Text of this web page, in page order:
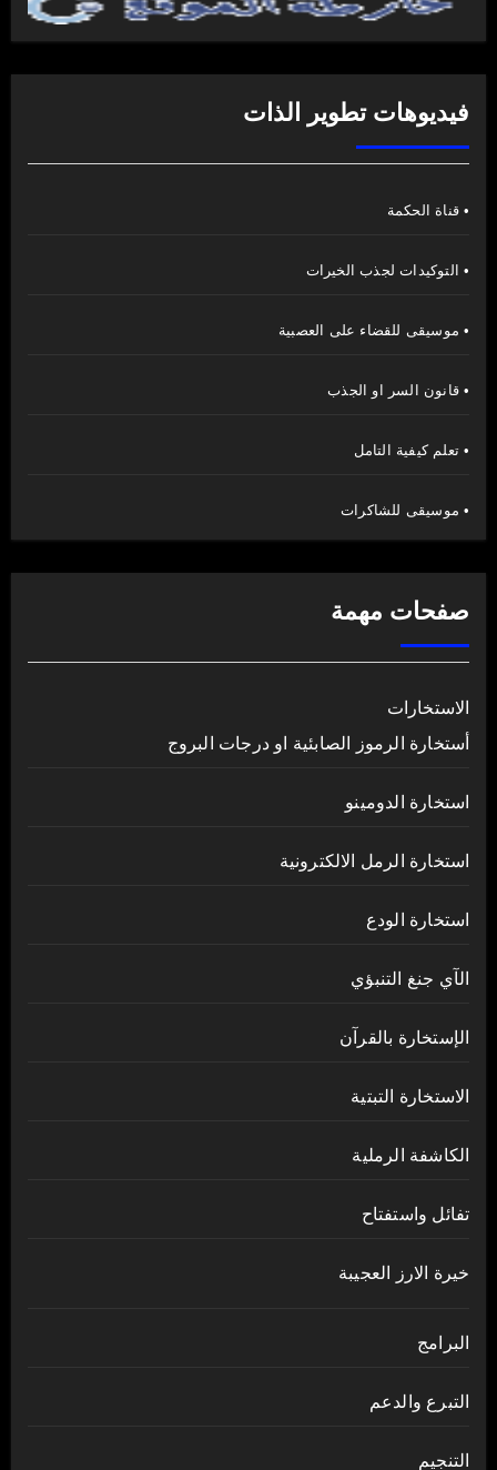
فيديوهات تطوير الذات
• قناة الحكمة
• التوكيدات لجذب الخيرات
• موسيقى للقضاء على العصبية
• قانون السر او الجذب
• تعلم كيفية التامل
• موسيقى للشاكرات
صفحات مهمة
الاستخارات
أستخارة الرموز الصابئية او درجات البروج
استخارة الدومينو
استخارة الرمل الالكترونية
استخارة الودع
الآي جنغ التنبؤي
الإستخارة بالقرآن
الاستخارة التبتية
الكاشفة الرملية
تفائل واستفتاح
خيرة الارز العجيبة
البرامج
التبرع والدعم
التنجيم